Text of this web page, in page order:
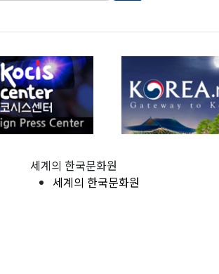
세계의 한국문화원
세계의 한국문화원